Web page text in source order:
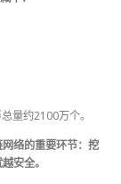
量约2100万个。
络的重要环节：挖
安全。